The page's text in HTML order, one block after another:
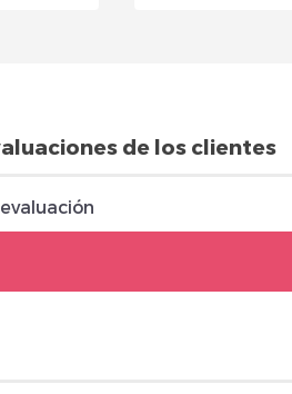
de los clientes